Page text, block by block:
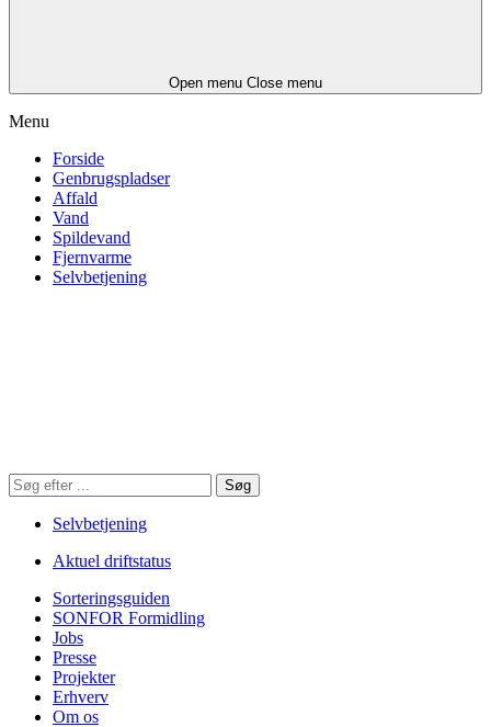
Open menu Close menu
Menu
Forside
Genbrugspladser
Affald
Vand
Spildevand
Fjernvarme
Selvbetjening
Søg
på
hjemmesiden
Søg
Selvbetjening
Aktuel driftstatus
Sorteringsguiden
SONFOR Formidling
Jobs
Presse
Projekter
Erhverv
Om os